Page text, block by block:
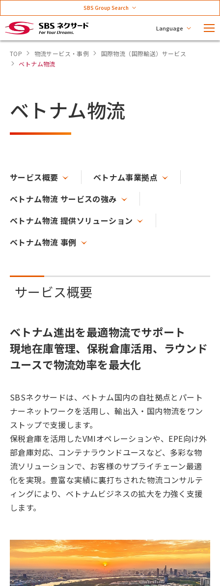
Language
SBS Group Search
TOP 物流サービス・事例
国際物流（国際輸送）サービス
ベトナム物流
ベトナム物流
サービス概要
ベトナム事業拠点
ベトナム物流 サービスの強み
ベトナム物流 提供ソリューション
ベトナム物流 事例
サービス概要
ベトナム進出を最適物流でサポート
現地在庫管理、保税倉庫活用、ラウンド
ユースで物流効率を最大化
SBSネクサードは、ベトナム国内の自社拠点とパート
ナーネットワークを活用し、輸出入・国内物流をワン
ストップで支援します。
保税倉庫を活用したVMIオペレーションや、EPE向け外
部倉庫対応、コンテナラウンドユースなど、多彩な物
流ソリューションで、お客様のサプライチェーン最適
化を実現。豊富な実績に裏打ちされた物流コンサルテ
ィングにより、ベトナムビジネスの拡大を力強く支援
します。